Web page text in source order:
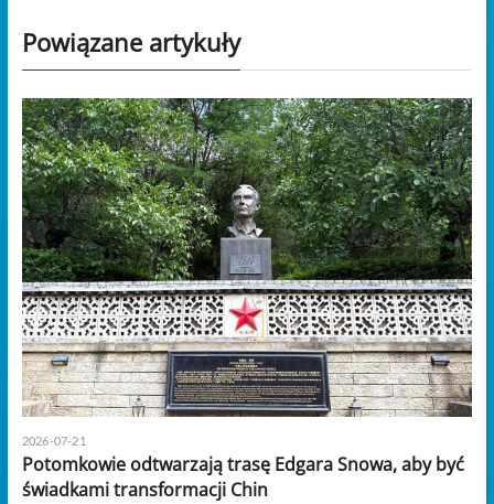
Powiązane artykuły
2026-07-21
Potomkowie odtwarzają trasę Edgara Snowa, aby być
świadkami transformacji Chin